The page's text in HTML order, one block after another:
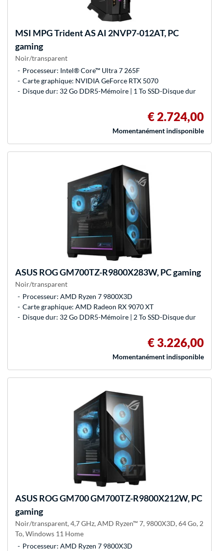
MSI MPG Trident AS AI 2NVP7-012AT, PC
gaming
Noir/transparent
Processeur: Intel® Core™ Ultra 7 265F
Carte graphique: NVIDIA GeForce RTX 5070
Disque dur: 32 Go DDR5-Mémoire | 1 To SSD-Disque dur
€ 2.724,00
Momentanément indisponible
ASUS ROG GM700TZ-R9800X283W, PC gaming
Noir/transparent
Processeur: AMD Ryzen 7 9800X3D
Carte graphique: AMD Radeon RX 9070 XT
Disque dur: 32 Go DDR5-Mémoire | 2 To SSD-Disque dur
€ 3.226,00
Momentanément indisponible
ASUS ROG GM700 GM700TZ-R9800X212W, PC
gaming
Noir/transparent, 4,7 GHz, AMD Ryzen™ 7, 9800X3D, 64 Go, 2
To, Windows 11 Home
Processeur: AMD Ryzen 7 9800X3D